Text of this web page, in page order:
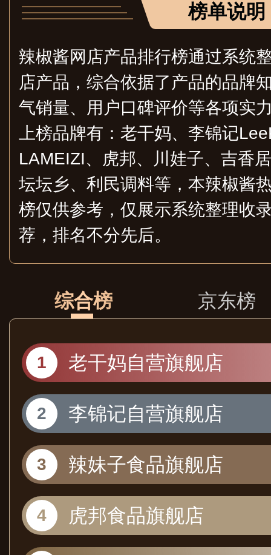
榜单说明
辣椒酱网店产品排行榜通过系统
店产品，综合依据了产品的品牌
气销量、用户口碑评价等各项实
上榜品牌有：老干妈、李锦记
LAMEIZI、虎邦、川娃子、吉香
坛坛乡、利民调料等，本辣椒酱
榜仅供参考，仅展示系统整理收
荐，排名不分先后。
综合榜 京东榜
老干妈自营旗舰店
李锦记自营旗舰店
辣妹子食品旗舰店
虎邦食品旗舰店